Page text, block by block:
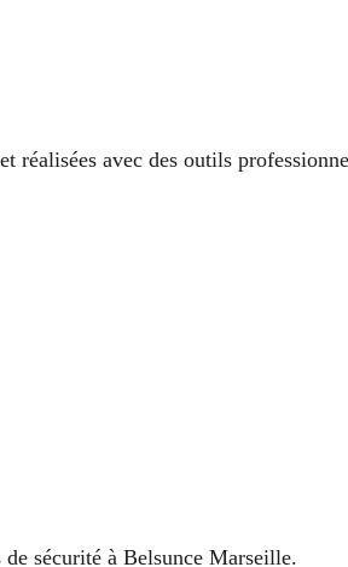
avec des outils
sécurité à Belsunce Marseille.